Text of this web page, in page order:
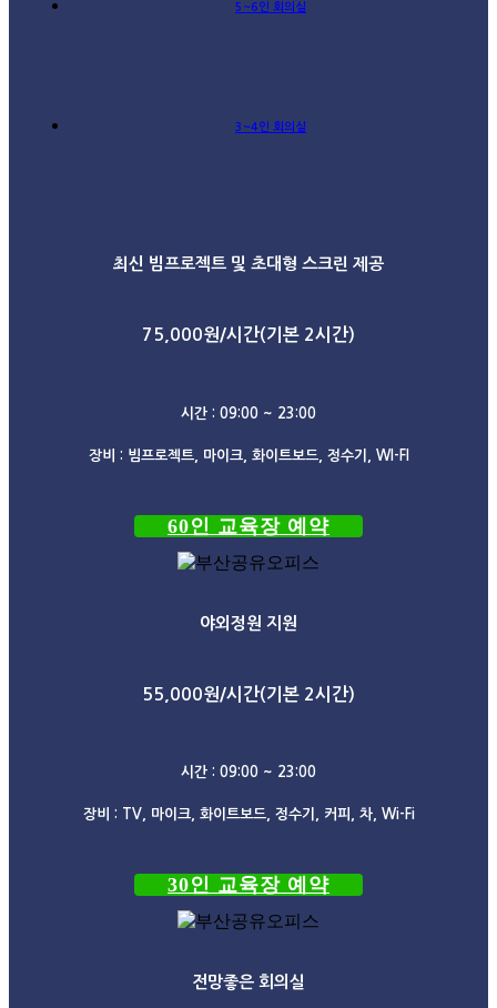
5~6인 회의실
3~4인 회의실
최신 빔프로젝트 및 초대형 스크린 제공
75,000원/시간(기본 2시간)
시간 : 09:00 ~ 23:00
장비 : 빔프로젝트, 마이크, 화이트보드, 정수기, WI-FI
60인 교육장 예약
야외정원 지원
55,000원/시간(기본 2시간)
시간 : 09:00 ~ 23:00
장비 : TV, 마이크, 화이트보드, 정수기, 커피, 차, Wi-Fi
30인 교육장 예약
전망좋은 회의실